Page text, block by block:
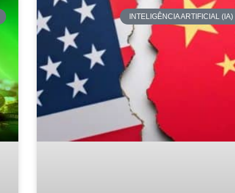
INTELIGÊNCIA ARTIFICIAL (IA)